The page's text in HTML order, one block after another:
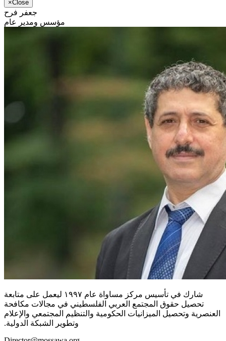
×Close
جعفر فرح
مؤسس ومدير عام
شارك في تأسيس مركز مساواة عام ١٩٩٧ ليعمل على متابعة
تحصيل حقوق المجتمع العربي الفلسطيني في مجالات مكافحة
العنصرية وتحصيل الميزانيات الحكومية والتنظيم المجتمعي والإعلام
وتطوير الشبكة الدولية.